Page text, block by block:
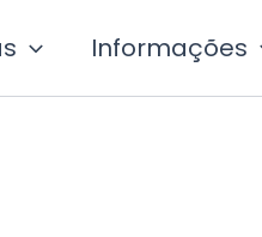
Informações